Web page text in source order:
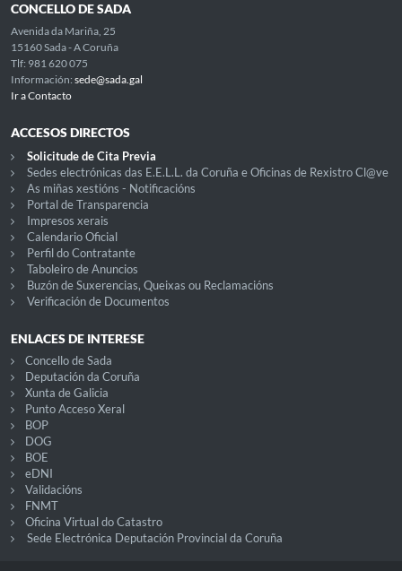
CONCELLO DE SADA
Avenida da Mariña, 25
15160 Sada - A Coruña
Tlf: 981 620 075
Información: sede@sada.gal
Ir a Contacto
ACCESOS DIRECTOS
Solicitude de Cita Previa
Sedes electrónicas das E.E.L.L. da Coruña e Oficinas de Rexistro Cl@ve
As miñas xestións - Notificacións
Portal de Transparencia
Impresos xerais
Calendario Oficial
Perfil do Contratante
Taboleiro de Anuncios
Buzón de Suxerencias, Queixas ou Reclamacións
Verificación de Documentos
ENLACES DE INTERESE
Concello de Sada
Deputación da Coruña
Xunta de Galicia
Punto Acceso Xeral
BOP
DOG
BOE
eDNI
Validacións
FNMT
Oficina Virtual do Catastro
Sede Electrónica Deputación Provincial da Coruña